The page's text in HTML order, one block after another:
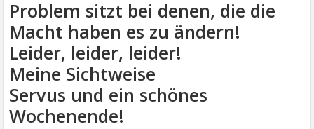
Problem sitzt bei denen, die die
Macht haben es zu ändern!
Leider, leider, leider!
Meine Sichtweise
Servus und ein schönes
Wochenende!